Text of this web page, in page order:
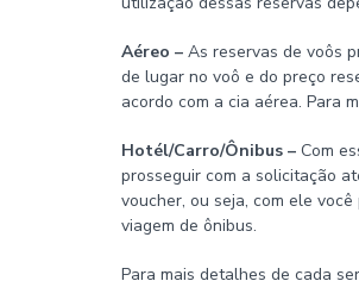
Aéreo – As reservas de voôs
de lugar no voô e do preço
acordo com a cia aérea. Para
Hotél/Carro/Ônibus – Com
prosseguir com a solicitação
voucher, ou seja, com ele
viagem de ônibus.
Para mais detalhes de cada